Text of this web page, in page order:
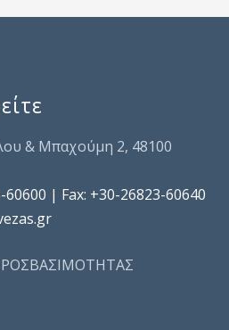
& Μπαχούμη 2, 48100
| Fax: +30-26823-60640